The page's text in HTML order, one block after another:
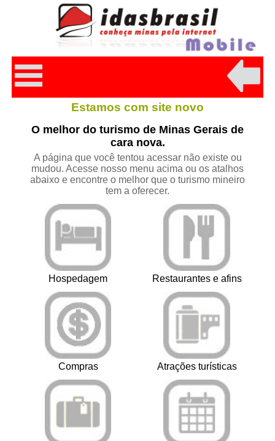
Estamos com site novo
O melhor do turismo de Minas Gerais de
cara nova.
A página que você tentou acessar não existe ou
mudou. Acesse nosso menu acima ou os atalhos
abaixo e encontre o melhor que o turismo mineiro
tem a oferecer.
Hospedagem Restaurantes e afins
Compras Atrações turísticas